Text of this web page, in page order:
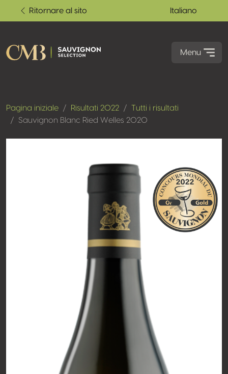
Ritornare al sito Italiano
Menu
Pagina iniziale Risultati 2022
Tutti i risultati
Sauvignon Blanc Ried Welles 2020